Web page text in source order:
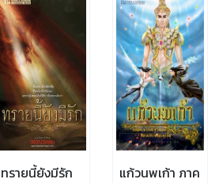
ทรายนี้ยังมีรัก
แก้วนพเก้า ภาค